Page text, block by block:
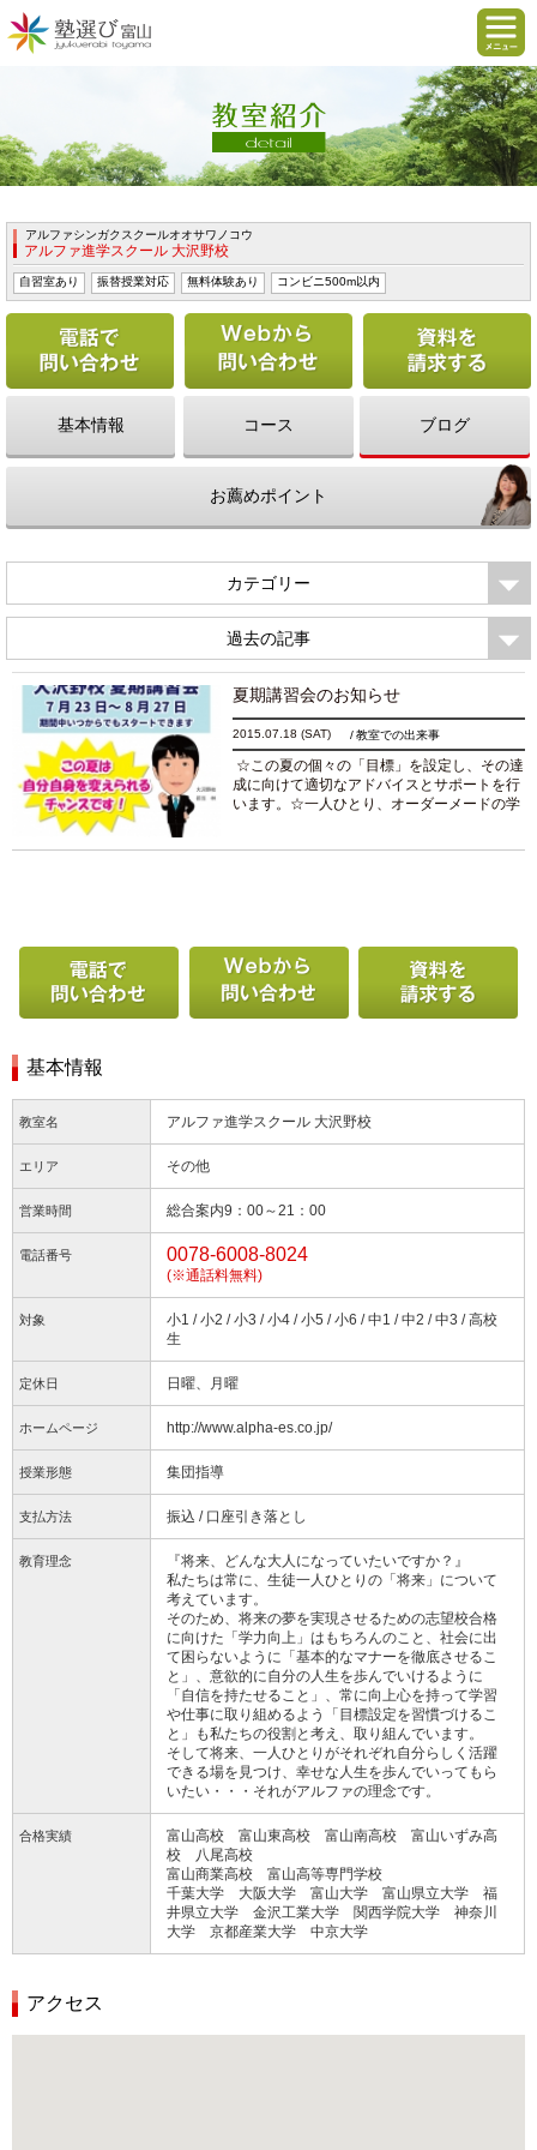
アルファシンガクスクールオオサワノコウ
アルファ進学スクール 大沢野校
自習室あり 振替授業対応 無料体験あり コンビニ500m以内
電話で問い合わせる Webから問い合わせ
基本情報 コース ブログ
お薦めポイント
カテゴリー
過去の記事
夏期講習会のお知らせ
2015.07.18(SAT) 教室での出来事
☆この夏の個々の「目標」を設定し、その達
成に向けて適切なアドバイスとサポートを行
います。☆一人ひとり、オーダーメードの学
基本情報
教室名 アルファ進学スクール 大沢野校
エリア その他
営業時間 総合案内9：00～21：00
電話番号 0078-6008-8024
(※通話料無料)
対象
小1 / 小2 / 小3 / 小4 / 小5 / 小6 / 中1 / 中2 / 中3 / 高校
生
定休日 日曜、月曜
ホームページ http://www.alpha-es.co.jp/
授業形態 集団指導
支払方法 振込 / 口座引き落とし
教育理念
『将来、どんな大人になっていたいですか？』
私たちは常に、生徒一人ひとりの「将来」について
考えています。
そのため、将来の夢を実現させるための志望校合格
に向けた「学力向上」はもちろんのこと、社会に出
て困らないように「基本的なマナーを徹底させるこ
と」、意欲的に自分の人生を歩んでいけるように
「自信を持たせること」、常に向上心を持って学習
や仕事に取り組めるよう「目標設定を習慣づけるこ
と」も私たちの役割と考え、取り組んでいます。
そして将来、一人ひとりがそれぞれ自分らしく活躍
できる場を見つけ、幸せな人生を歩んでいってもら
いたい・・・それがアルファの理念です。
合格実績
富山高校 富山東高校 富山南高校 富山いずみ高
校 八尾高校
富山商業高校 富山高等専門学校
千葉大学 大阪大学 富山大学 富山県立大学 福
井県立大学 金沢工業大学 関西学院大学 神奈川
大学 京都産業大学 中京大学
アクセス